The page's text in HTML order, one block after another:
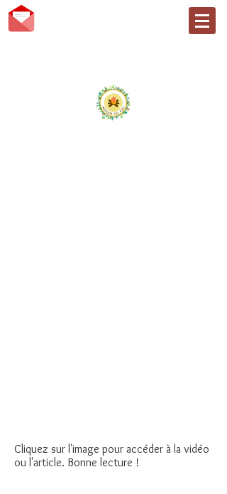
Cliquez sur l'image pour accéder à la vidéo
ou l'article. Bonne lecture !